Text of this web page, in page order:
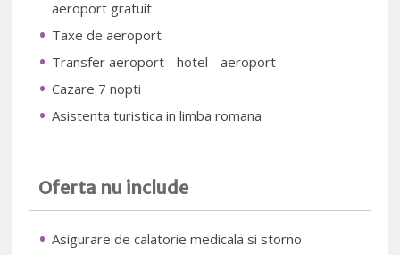
aeroport gratuit
Taxe de aeroport
Transfer aeroport - hotel - aeroport
Cazare 7 nopti
Asistenta turistica in limba romana
Oferta nu include
Asigurare de calatorie medicala si storno